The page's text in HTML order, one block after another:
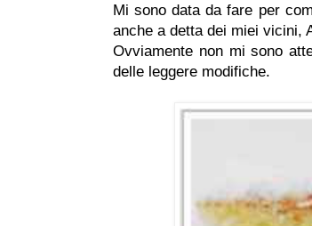
Mi sono data da fare per
anche a detta dei miei vicini,
Ovviamente non mi sono
delle leggere modifiche.